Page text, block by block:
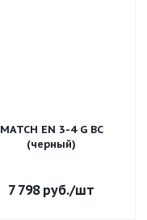
MATCH EN 3-4 G BC
(черный)
7 798руб./шт